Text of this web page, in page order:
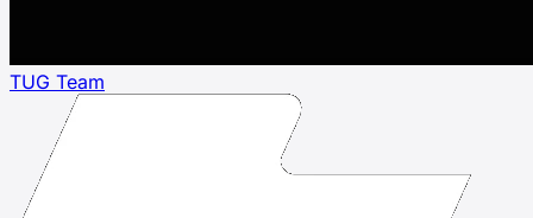
TUG Team